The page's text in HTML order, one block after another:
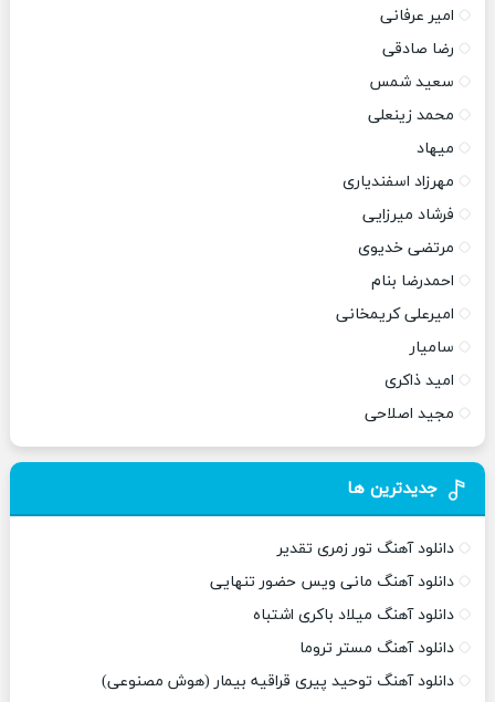
امیر عرفانی
رضا صادقی
سعید شمس
محمد زینعلی
میهاد
مهرزاد اسفندیاری
فرشاد میرزایی
مرتضی خدیوی
احمدرضا بنام
امیرعلی کریمخانی
سامیار
امید ذاکری
مجید اصلاحی
جدیدترین ها
دانلود آهنگ تور زمری تقدیر
دانلود آهنگ مانی ویس حضور تنهایی
دانلود آهنگ میلاد باکری اشتباه
دانلود آهنگ مستر تروما
دانلود آهنگ توحید پیری قراقیه بیمار (هوش مصنوعی)